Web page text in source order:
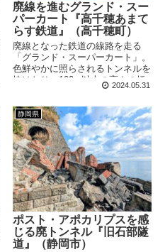
廃線を進むグランド・スー
パーカート『高千穂あまて
らす鉄道』（高千穂町）
廃線となった鉄道の線路を走る
「グランド・スーパーカート」。
色鮮やかに照らされるトンネルを
抜けたり、100m以上の高さの橋
梁を進んだりと、どきどきわくわ
2024.05.31
静岡県
ポスト・アポカリプスを感
じる廃トンネル『旧石部隧
道』（静岡市）